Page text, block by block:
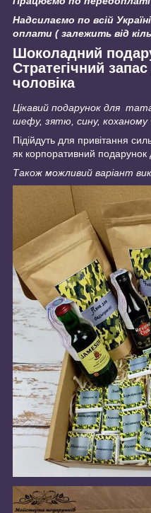
Надсилаємо по всій
оплати ( залежить від
Шоколадний
Стратегічний
чоловіка
Цікавий подарунок для
шефу, зятю, сину, коханому
Підійдуть для привітання
як корпоративний подарунок
Також можливий варіант